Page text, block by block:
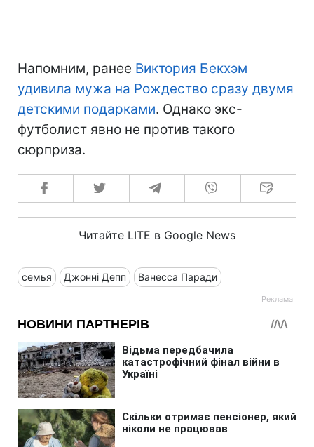
Напомним, ранее Виктория Бекхэм
удивила мужа на Рождество сразу двумя
детскими подарками. Однако экс-
футболист явно не против такого
сюрприза.
Читайте LITE в Google News
семья Джонні Депп Ванесса Паради